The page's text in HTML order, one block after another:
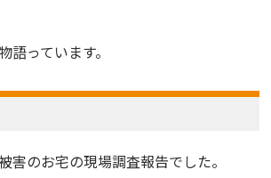
語っています。
害のお宅の現場調査報告でした。